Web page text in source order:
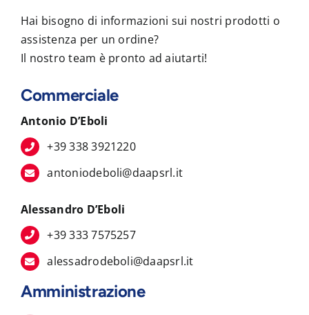
Hai bisogno di informazioni sui nostri prodotti o
assistenza per un ordine?
Il nostro team è pronto ad aiutarti!
Commerciale
Antonio D’Eboli
+39 338 3921220
antoniodeboli@daapsrl.it
Alessandro D’Eboli
+39 333 7575257
alessadrodeboli@daapsrl.it
Amministrazione